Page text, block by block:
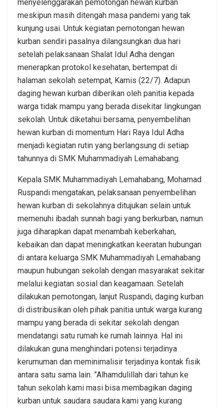
menyelenggarakan pemotongan hewan kurban
meskipun masih ditengah masa pandemi yang tak
kunjung usai. Untuk kegiatan pemotongan hewan
kurban sendiri pasalnya dilangsungkan dua hari
setelah pelaksanaan Shalat Idul Adha dengan
menerapkan protokol kesehatan, bertempat di
halaman sekolah setempat, Kamis (22/7). Adapun
daging hewan kurban diberikan oleh panitia kepada
warga tidak mampu yang berada disekitar lingkungan
sekolah. Untuk diketahui bersama, penyembelihan
hewan kurban di momentum Hari Raya Idul Adha
menjadi kegiatan rutin yang berlangsung di setiap
tahunnya di SMK Muhammadiyah Lemahabang.
Kepala SMK Muhammadiyah Lemahabang, Mohamad
Ruspandi mengatakan, pelaksanaan penyembelihan
hewan kurban di sekolahnya ditujukan selain untuk
memenuhi ibadah sunnah bagi yang berkurban, namun
juga diharapkan dapat menambah keberkahan,
kebaikan dan dapat meningkatkan keeratan hubungan
di antara keluarga SMK Muhammadiyah Lemahabang
maupun hubungan sekolah dengan masyarakat sekitar
melalui kegiatan sosial dan keagamaan. Setelah
dilakukan pemotongan, lanjut Ruspandi, daging kurban
di distribusikan oleh pihak panitia untuk warga kurang
mampu yang berada di sekitar sekolah dengan
mendatangi satu rumah ke rumah lainnya. Hal ini
dilakukan guna menghindari potensi terjadinya
kerumuman dan meminimalisir terjadinya kontak fisik
antara satu sama lain. ”Alhamdulillah dari tahun ke
tahun sekolah kami masi bisa membagikan daging
kurban untuk saudara saudara kami yang kurang